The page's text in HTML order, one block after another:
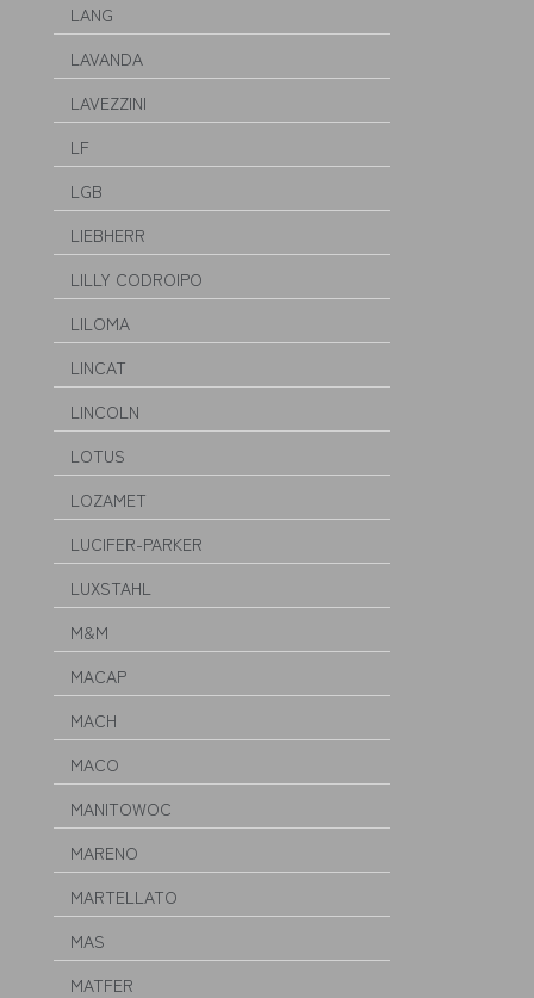
LANG
LAVANDA
LAVEZZINI
LF
LGB
LIEBHERR
LILLY CODROIPO
LILOMA
LINCAT
LINCOLN
LOTUS
LOZAMET
LUCIFER-PARKER
LUXSTAHL
M&M
MACAP
MACH
MACO
MANITOWOC
MARENO
MARTELLATO
MAS
MATFER